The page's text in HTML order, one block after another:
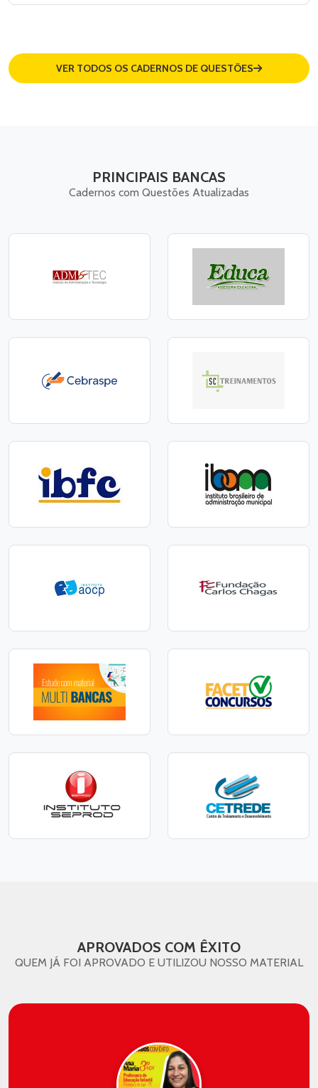
VER TODOS OS CADERNOS DE QUESTÕES
PRINCIPAIS BANCAS
Cadernos com Questões Atualizadas
APROVADOS COM ÊXITO
QUEM JÁ FOI APROVADO E UTILIZOU NOSSO MATERIAL